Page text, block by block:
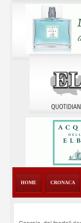
HOME CRONACA